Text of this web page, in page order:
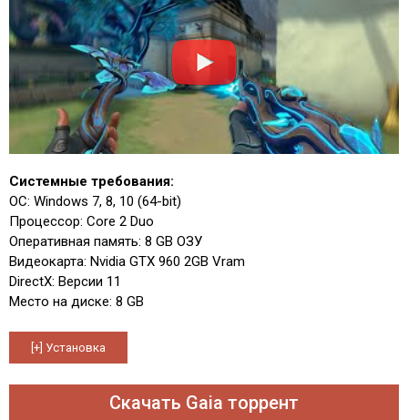
Системные требования:
ОС: Windows 7, 8, 10 (64-bit)
Процессор: Core 2 Duo
Оперативная память: 8 GB ОЗУ
Видеокарта: Nvidia GTX 960 2GB Vram
DirectX: Версии 11
Место на диске: 8 GB
Скачать Gaia торрент